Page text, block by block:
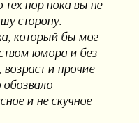
пор пока вы не
сторону.
который бы мог
юмора и без
и прочие
и не скучное